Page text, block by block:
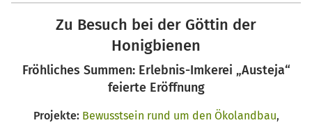
Zu Besuch bei der Göttin der
Honigbienen
Fröhliches Summen: Erlebnis-Imkerei „Austeja“
feierte Eröffnung
Projekte: Bewusstsein rund um den Ökolandbau,